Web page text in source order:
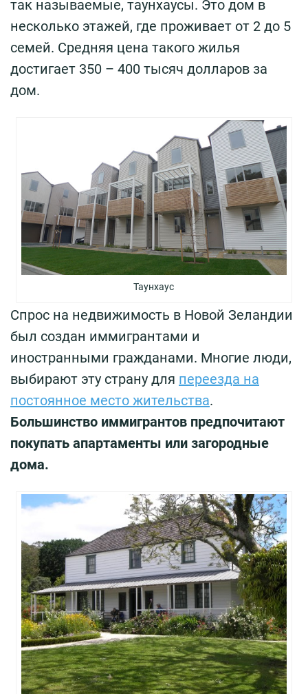
так называемые, таунхаусы. Это дом в
несколько этажей, где проживает от 2 до 5
семей. Средняя цена такого жилья
достигает 350 – 400 тысяч долларов за
дом.
Таунхаус
Спрос на недвижимость в Новой Зеландии
был создан иммигрантами и
иностранными гражданами. Многие люди,
выбирают эту страну для переезда на
постоянное место жительства.
Большинство иммигрантов предпочитают
покупать апартаменты или загородные
дома.